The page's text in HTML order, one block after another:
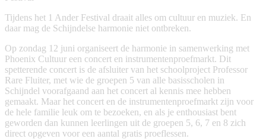
Tijdens het 1 Ander Festival draait alles om cultuur en muziek. En
daar mag de Schijndelse harmonie niet ontbreken.
Op zondag 12 juni organiseert de harmonie in samenwerking met
Phoenix Cultuur een concert en instrumentenproefmarkt. Dit
spetterende concert is de afsluiter van het schoolproject Professor
Rare Fluiter, met wie de groepen 5 van alle basisscholen in
Schijndel voorafgaand aan het concert al kennis mee hebben
gemaakt. Maar het concert en de instrumentenproefmarkt zijn voor
de hele familie leuk om te bezoeken, en als je enthousiast bent
geworden dan kunnen leerlingen uit de groepen 5, 6, 7 en 8 zich
direct opgeven voor een aantal gratis proeflessen.